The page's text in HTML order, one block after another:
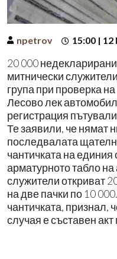
npetrov 15:00 | 12
20 000
митнически
група при проверка
Лесово лек
регистрация
Те заявили, че нямат
последвалата
чантичката на единия
арматурното табло
служители откриват
на две пачки по 10
чантичката, признал,
случая е съставен